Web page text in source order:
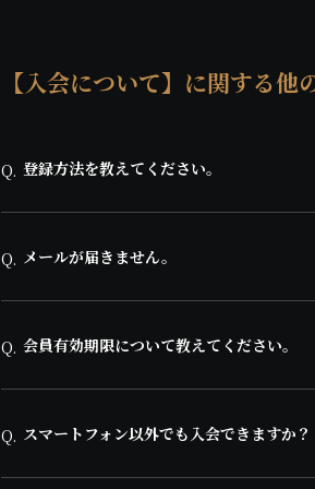
【入会について】に関する他
Q. 登録方法を教えてください。
Q. メールが届きません。
Q. 会員有効期限について教えてください。
Q. スマートフォン以外でも入会できますか？